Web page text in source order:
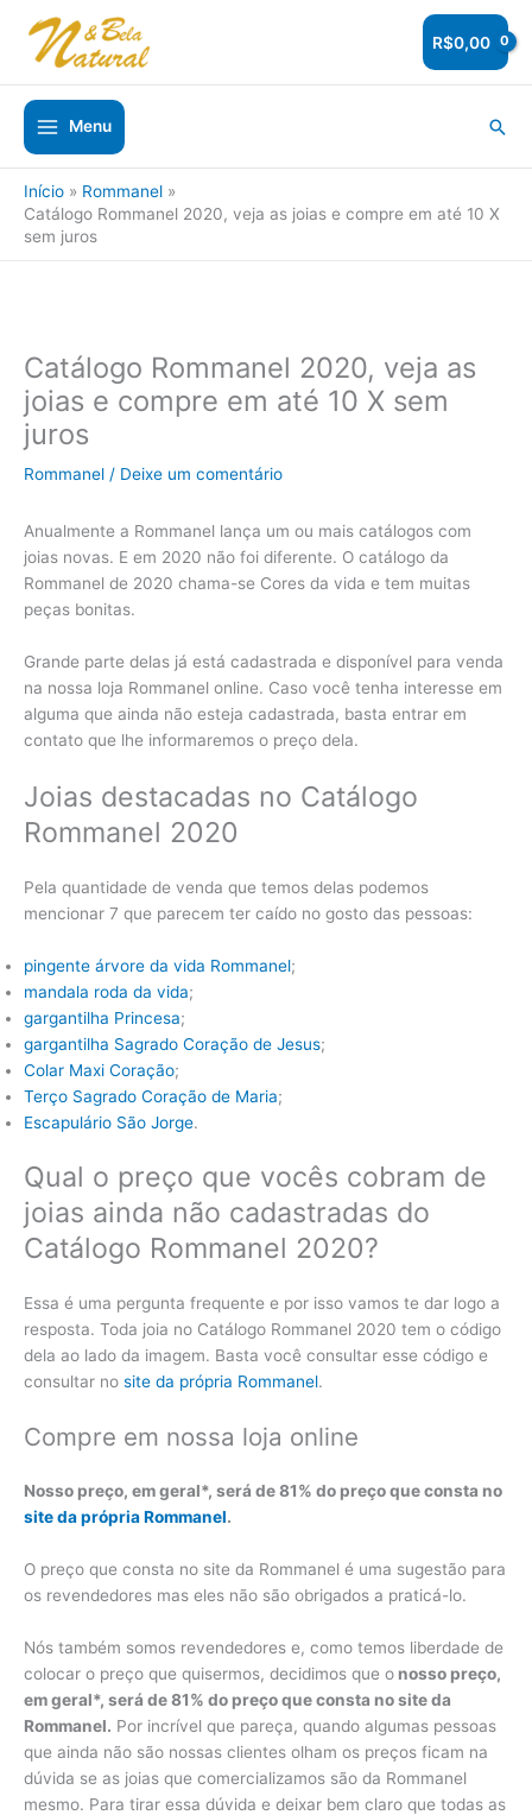
para
conteúdo
R$0,00
Menu
Início
Rommanel
Catálogo Rommanel 2020, veja as joias e compre em até 10 X
sem juros
Catálogo Rommanel 2020, veja as
joias e compre em até 10 X sem
juros
Rommanel / Deixe um comentário
Anualmente a Rommanel lança um ou mais catálogos com
joias novas. E em 2020 não foi diferente. O catálogo da
Rommanel de 2020 chama-se Cores da vida e tem muitas
peças bonitas.
Grande parte delas já está cadastrada e disponível para venda
na nossa loja Rommanel online. Caso você tenha interesse em
alguma que ainda não esteja cadastrada, basta entrar em
contato que lhe informaremos o preço dela.
Joias destacadas no Catálogo
Rommanel 2020
Pela quantidade de venda que temos delas podemos
mencionar 7 que parecem ter caído no gosto das pessoas:
pingente árvore da vida Rommanel;
mandala roda da vida;
gargantilha Princesa;
gargantilha Sagrado Coração de Jesus;
Colar Maxi Coração;
Terço Sagrado Coração de Maria;
Escapulário São Jorge.
Qual o preço que vocês cobram de
joias ainda não cadastradas do
Catálogo Rommanel 2020?
Essa é uma pergunta frequente e por isso vamos te dar logo a
resposta. Toda joia no Catálogo Rommanel 2020 tem o código
dela ao lado da imagem. Basta você consultar esse código e
consultar no site da própria Rommanel.
Compre em nossa loja online
Nosso preço, em geral*, será de 81% do preço que consta no
site da própria Rommanel.
O preço que consta no site da Rommanel é uma sugestão para
os revendedores mas eles não são obrigados a praticá-lo.
Nós também somos revendedores e, como temos liberdade de
colocar o preço que quisermos, decidimos que o nosso preço,
em geral*, será de 81% do preço que consta no site da
Rommanel. Por incrível que pareça, quando algumas pessoas
que ainda não são nossas clientes olham os preços ficam na
dúvida se as joias que comercializamos são da Rommanel
mesmo. Para tirar essa dúvida e deixar bem claro que todas as